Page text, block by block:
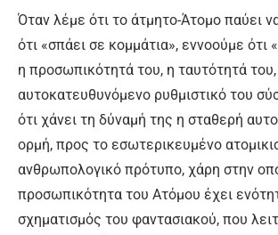
Όταν λέμε ότι το άτμητο-Άτομο παύει
ότι «σπάει σε κομμάτια», εννοούμε ότι
η προσωπικότητά του, η ταυτότητά
αυτοκατευθυνόμενο ρυθμιστικό του
ότι χάνει τη δύναμή της η σταθερή
ορμή, προς το εσωτερικευμένο
ανθρωπολογικό πρότυπο, χάρη στην
προσωπικότητα του Ατόμου έχει
σχηματισμός του φαντασιακού, που